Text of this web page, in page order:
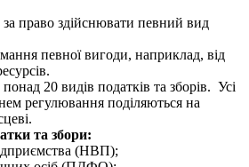
за право здійснювати певний вид
певної вигоди, наприклад, від
20 видів податків та зборів. Усі
регулювання поділяються на
та збори:
(НВП);